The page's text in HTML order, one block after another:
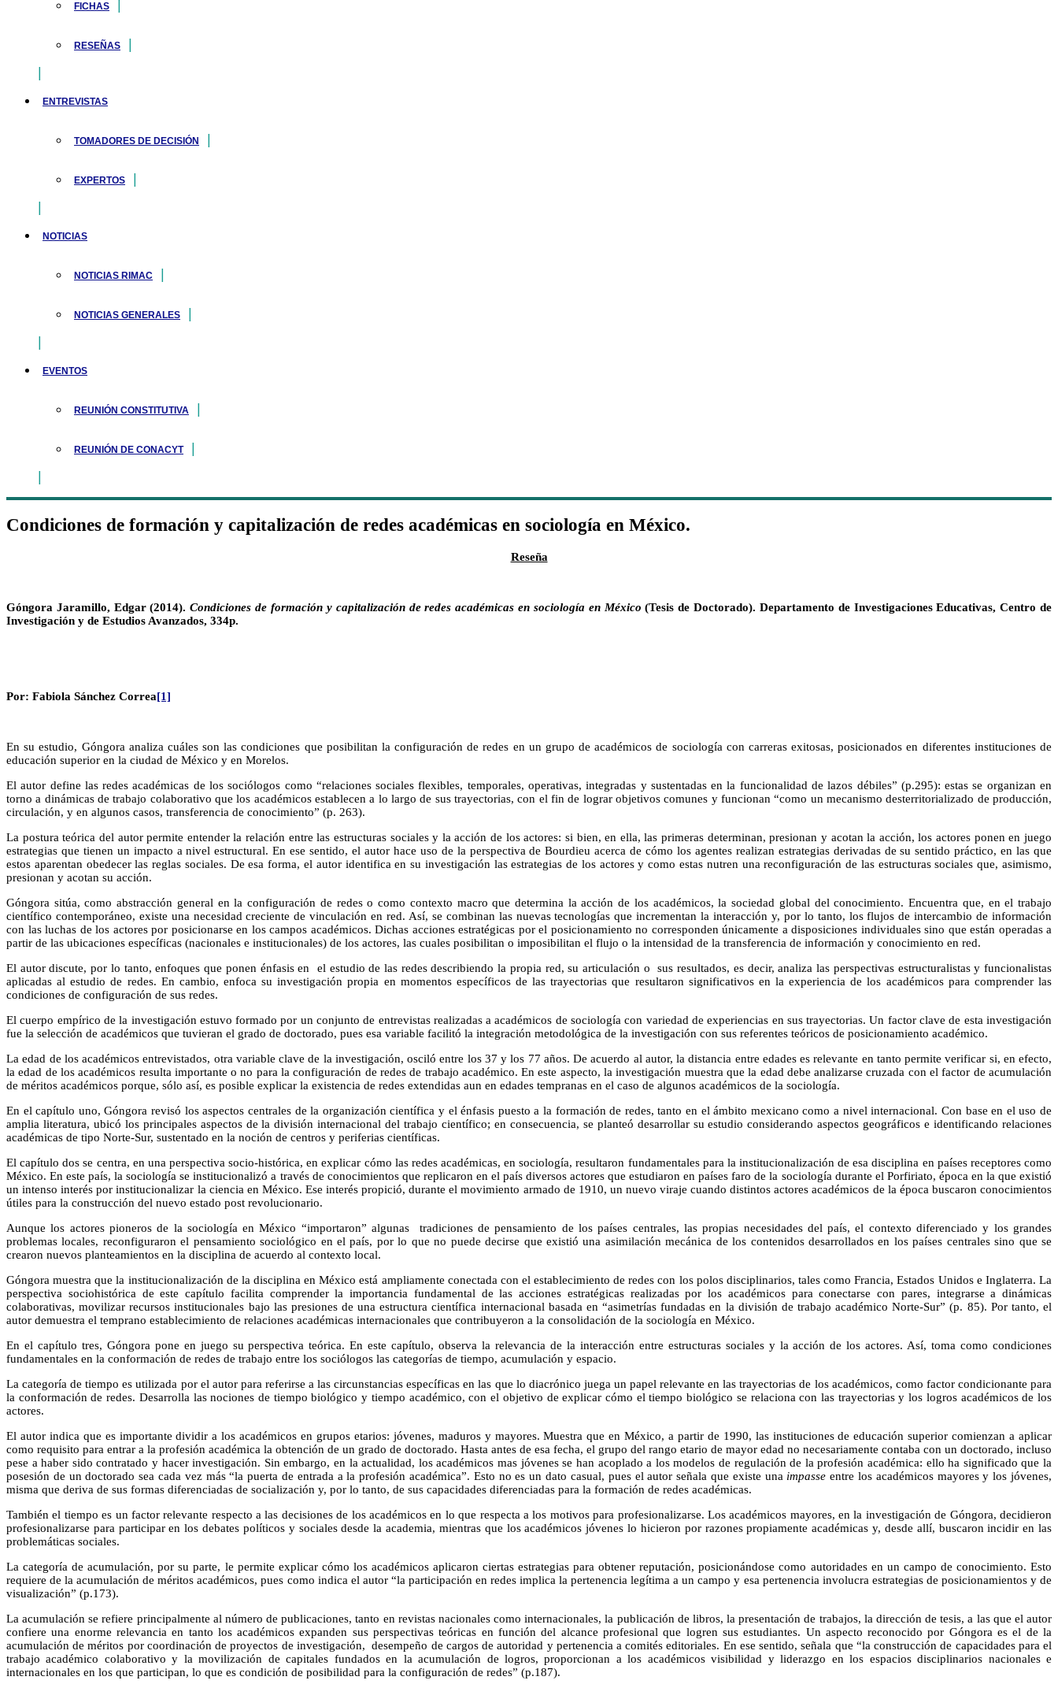
FICHAS
RESEÑAS
ENTREVISTAS
TOMADORES DE DECISIÓN
EXPERTOS
NOTICIAS
NOTICIAS RIMAC
NOTICIAS GENERALES
EVENTOS
REUNIÓN CONSTITUTIVA
REUNIÓN DE CONACYT
Condiciones de formación y capitalización de redes académicas en sociología en México.
Reseña
Góngora Jaramillo, Edgar (2014).Condiciones de formación y capitalización de redes académicas en sociología en México (Tesis de Doctorado). Departamento de Investigaciones Educativas, Centro de
Investigación y de Estudios Avanzados, 334p.
Por: Fabiola Sánchez Correa[1]
En su estudio, Góngora analiza cuáles son las condiciones que posibilitan la configuración de redes en un grupo de académicos de sociología con carreras exitosas, posicionados en diferentes instituciones de
educación superior en la ciudad de México y en Morelos.
El autor define las redes académicas de los sociólogos como “relaciones sociales flexibles, temporales, operativas, integradas y sustentadas en la funcionalidad de lazos débiles” (p.295): estas se organizan en
torno a dinámicas de trabajo colaborativo que los académicos establecen a lo largo de sus trayectorias, con el fin de lograr objetivos comunes y funcionan “como un mecanismo desterritorializado de producción,
circulación, y en algunos casos, transferencia de conocimiento” (p. 263).
La postura teórica del autor permite entender la relación entre las estructuras sociales y la acción de los actores: si bien, en ella, las primeras determinan, presionan y acotan la acción, los actores ponen en juego
estrategias que tienen un impacto a nivel estructural. En ese sentido, el autor hace uso de la perspectiva de Bourdieu acerca de cómo los agentes realizan estrategias derivadas de su sentido práctico, en las que
estos aparentan obedecer las reglas sociales. De esa forma, el autor identifica en su investigación las estrategias de los actores y como estas nutren una reconfiguración de las estructuras sociales que, asimismo,
presionan y acotan su acción.
Góngora sitúa, como abstracción general en la configuración de redes o como contexto macro que determina la acción de los académicos, la sociedad global del conocimiento. Encuentra que, en el trabajo
científico contemporáneo, existe una necesidad creciente de vinculación en red. Así, se combinan las nuevas tecnologías que incrementan la interacción y, por lo tanto, los flujos de intercambio de información
con las luchas de los actores por posicionarse en los campos académicos. Dichas acciones estratégicas por el posicionamiento no corresponden únicamente a disposiciones individuales sino que están operadas a
partir de las ubicaciones específicas (nacionales e institucionales) de los actores, las cuales posibilitan o imposibilitan el flujo o la intensidad de la transferencia de información y conocimiento en red.
El autor discute, por lo tanto, enfoques que ponen énfasis en el estudio de las redes describiendo la propia red, su articulación o sus resultados, es decir, analiza las perspectivas estructuralistas y funcionalistas
aplicadas al estudio de redes. En cambio, enfoca su investigación propia en momentos específicos de las trayectorias que resultaron significativos en la experiencia de los académicos para comprender las
condiciones de configuración de sus redes.
El cuerpo empírico de la investigación estuvo formado por un conjunto de entrevistas realizadas a académicos de sociología con variedad de experiencias en sus trayectorias. Un factor clave de esta investigación
fue la selección de académicos que tuvieran el grado de doctorado, pues esa variable facilitó la integración metodológica de la investigación con sus referentes teóricos de posicionamiento académico.
La edad de los académicos entrevistados, otra variable clave de la investigación, osciló entre los 37 y los 77 años. De acuerdo al autor, la distancia entre edades es relevante en tanto permite verificar si, en efecto,
la edad de los académicos resulta importante o no para la configuración de redes de trabajo académico. En este aspecto, la investigación muestra que la edad debe analizarse cruzada con el factor de acumulación
de méritos académicos porque, sólo así, es posible explicar la existencia de redes extendidas aun en edades tempranas en el caso de algunos académicos de la sociología.
En el capítulo uno, Góngora revisó los aspectos centrales de la organización científica y el énfasis puesto a la formación de redes, tanto en el ámbito mexicano como a nivel internacional. Con base en el uso de
amplia literatura, ubicó los principales aspectos de la división internacional del trabajo científico; en consecuencia, se planteó desarrollar su estudio considerando aspectos geográficos e identificando relaciones
académicas de tipo Norte-Sur, sustentado en la noción de centros y periferias científicas.
El capítulo dos se centra, en una perspectiva socio-histórica, en explicar cómo las redes académicas, en sociología, resultaron fundamentales para la institucionalización de esa disciplina en países receptores como
México. En este país, la sociología se institucionalizó a través de conocimientos que replicaron en el país diversos actores que estudiaron en países faro de la sociología durante el Porfiriato, época en la que existió
un intenso interés por institucionalizar la ciencia en México. Ese interés propició, durante el movimiento armado de 1910, un nuevo viraje cuando distintos actores académicos de la época buscaron conocimientos
útiles para la construcción del nuevo estado post revolucionario.
Aunque los actores pioneros de la sociología en México “importaron” algunas tradiciones de pensamiento de los países centrales, las propias necesidades del país, el contexto diferenciado y los grandes
problemas locales, reconfiguraron el pensamiento sociológico en el país, por lo que no puede decirse que existió una asimilación mecánica de los contenidos desarrollados en los países centrales sino que se
crearon nuevos planteamientos en la disciplina de acuerdo al contexto local.
Góngora muestra que la institucionalización de la disciplina en México está ampliamente conectada con el establecimiento de redes con los polos disciplinarios, tales como Francia, Estados Unidos e Inglaterra. La
perspectiva sociohistórica de este capítulo facilita comprender la importancia fundamental de las acciones estratégicas realizadas por los académicos para conectarse con pares, integrarse a dinámicas
colaborativas, movilizar recursos institucionales bajo las presiones de una estructura científica internacional basada en “asimetrías fundadas en la división de trabajo académico Norte-Sur” (p. 85). Por tanto, el
autor demuestra el temprano establecimiento de relaciones académicas internacionales que contribuyeron a la consolidación de la sociología en México.
En el capítulo tres, Góngora pone en juego su perspectiva teórica. En este capítulo, observa la relevancia de la interacción entre estructuras sociales y la acción de los actores. Así, toma como condiciones
fundamentales en la conformación de redes de trabajo entre los sociólogos las categorías de tiempo, acumulación y espacio.
La categoría de tiempo es utilizada por el autor para referirse a las circunstancias específicas en las que lo diacrónico juega un papel relevante en las trayectorias de los académicos, como factor condicionante para
la conformación de redes. Desarrolla las nociones de tiempo biológico y tiempo académico, con el objetivo de explicar cómo el tiempo biológico se relaciona con las trayectorias y los logros académicos de los
actores.
El autor indica que es importante dividir a los académicos en grupos etarios: jóvenes, maduros y mayores. Muestra que en México, a partir de 1990, las instituciones de educación superior comienzan a aplicar
como requisito para entrar a la profesión académica la obtención de un grado de doctorado. Hasta antes de esa fecha, el grupo del rango etario de mayor edad no necesariamente contaba con un doctorado, incluso
pese a haber sido contratado y hacer investigación. Sin embargo, en la actualidad, los académicos mas jóvenes se han acoplado a los modelos de regulación de la profesión académica: ello ha significado que la
posesión de un doctorado sea cada vez más “la puerta de entrada a la profesión académica”. Esto no es un dato casual, pues el autor señala que existe una impasse entre los académicos mayores y los jóvenes,
misma que deriva de sus formas diferenciadas de socialización y, por lo tanto, de sus capacidades diferenciadas para la formación de redes académicas.
También el tiempo es un factor relevante respecto a las decisiones de los académicos en lo que respecta a los motivos para profesionalizarse. Los académicos mayores, en la investigación de Góngora, decidieron
profesionalizarse para participar en los debates políticos y sociales desde la academia, mientras que los académicos jóvenes lo hicieron por razones propiamente académicas y, desde allí, buscaron incidir en las
problemáticas sociales.
La categoría de acumulación, por su parte, le permite explicar cómo los académicos aplicaron ciertas estrategias para obtener reputación, posicionándose como autoridades en un campo de conocimiento. Esto
requiere de la acumulación de méritos académicos, pues como indica el autor “la participación en redes implica la pertenencia legítima a un campo y esa pertenencia involucra estrategias de posicionamientos y de
visualización” (p.173).
La acumulación se refiere principalmente al número de publicaciones, tanto en revistas nacionales como internacionales, la publicación de libros, la presentación de trabajos, la dirección de tesis, a las que el autor
confiere una enorme relevancia en tanto los académicos expanden sus perspectivas teóricas en función del alcance profesional que logren sus estudiantes. Un aspecto reconocido por Góngora es el de la
acumulación de méritos por coordinación de proyectos de investigación, desempeño de cargos de autoridad y pertenencia a comités editoriales. En ese sentido, señala que “la construcción de capacidades para el
trabajo académico colaborativo y la movilización de capitales fundados en la acumulación de logros, proporcionan a los académicos visibilidad y liderazgo en los espacios disciplinarios nacionales e
internacionales en los que participan, lo que es condición de posibilidad para la configuración de redes” (p.187).